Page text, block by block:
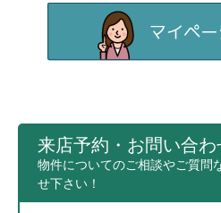
来店予約・お問い合わ
物件についてのご相談やご質問
せ下さい！